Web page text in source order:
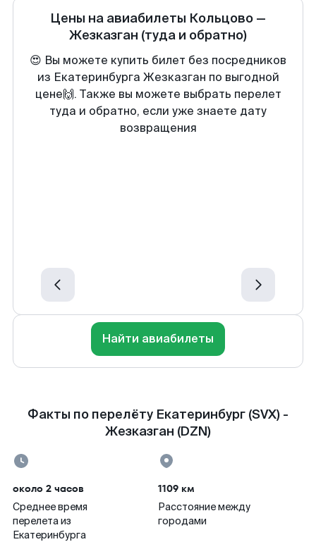
Цены на авиабилеты Кольцово —
Жезказган (туда и обратно)
😍 Вы можете купить билет без посредников
из Екатеринбурга Жезказган по выгодной
цене🙌. Также вы можете выбрать перелет
туда и обратно, если уже знаете дату
возвращения
Найти авиабилеты
Факты по перелёту Екатеринбург (SVX) -
Жезказган (DZN)
около 2 часов
Среднее время
перелета из
Екатеринбурга
1109 км
Расстояние между
городами